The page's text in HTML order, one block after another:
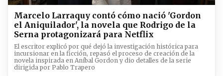
Marcelo Larraquy contó cómo nació 'Gordon
el Aniquilador', la novela que Rodrigo de la
Serna protagonizará para Netflix
El escritor explicó por qué dejó la investigación histórica para
incursionar en la ficción, repasó el proceso de creación de la
novela inspirada en Aníbal Gordon y dio detalles de la serie
dirigida por Pablo Trapero